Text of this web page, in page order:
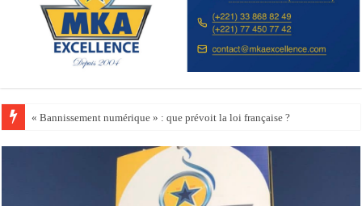
Happy City Index 2026 : aucune ville africaine parmi les 200 premières